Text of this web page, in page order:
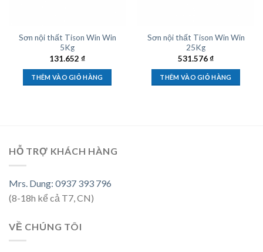
Sơn nội thất Tison Win Win
5Kg
131.652 ₫
THÊM VÀO GIỎ HÀNG
Sơn nội thất Tison Win Win
25Kg
531.576₫
THÊM VÀO GIỎ HÀNG
HỖ TRỢ KHÁCH HÀNG
Mrs. Dung: 0937 393 796
(8-18h kể cả T7, CN)
VỀ CHÚNG TÔI